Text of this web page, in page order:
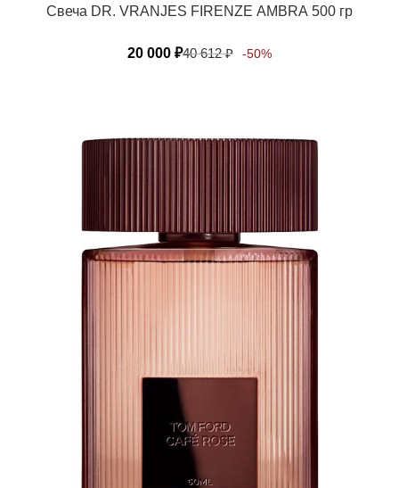
Свеча DR. VRANJES FIRENZE АМВRА 500 гр
20 000 ₽40 612₽ -50%